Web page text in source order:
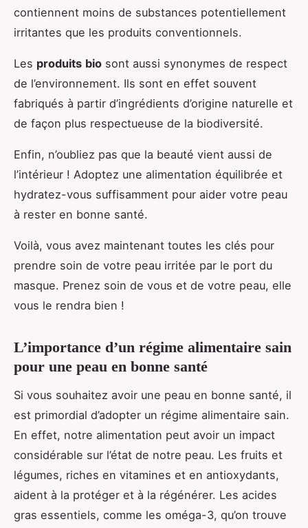
contiennent moins de substances potentiellement
irritantes que les produits conventionnels.
Les produits bio sont aussi synonymes de respect
de l’environnement. Ils sont en effet souvent
fabriqués à partir d’ingrédients d’origine naturelle et
de façon plus respectueuse de la biodiversité.
Enfin, n’oubliez pas que la beauté vient aussi de
l’intérieur ! Adoptez une alimentation équilibrée et
hydratez-vous suffisamment pour aider votre peau
à rester en bonne santé.
Voilà, vous avez maintenant toutes les clés pour
prendre soin de votre peau irritée par le port du
masque. Prenez soin de vous et de votre peau, elle
vous le rendra bien !
L’importance d’un régime alimentaire sain
pour une peau en bonne santé
Si vous souhaitez avoir une peau en bonne santé, il
est primordial d’adopter un régime alimentaire sain.
En effet, notre alimentation peut avoir un impact
considérable sur l’état de notre peau. Les fruits et
légumes, riches en vitamines et en antioxydants,
aident à la protéger et à la régénérer. Les acides
gras essentiels, comme les oméga-3, qu’on trouve